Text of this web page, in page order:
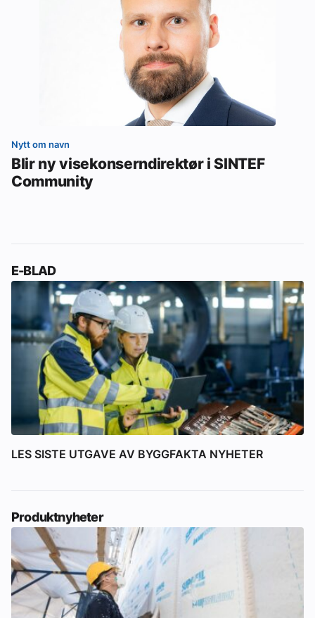
Nytt om navn
Blir ny visekonserndirektør i SINTEF
Community
E-BLAD
LES SISTE UTGAVE AV BYGGFAKTA NYHETER
Produktnyheter